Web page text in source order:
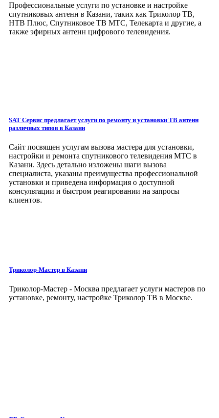
Профессиональные услуги по установке и настройке
спутниковых антенн в Казани, таких как Триколор ТВ,
НТВ Плюс, Спутниковое ТВ МТС, Телекарта и другие, а
также эфирных антенн цифрового телевидения.
SAT Сервис предлагает услуги по ремонту и установки ТВ антенн
различных типов в Казани
Сайт посвящен услугам вызова мастера для установки,
настройки и ремонта спутникового телевидения МТС в
Казани. Здесь детально изложены шаги вызова
специалиста, указаны преимущества профессиональной
установки и приведена информация о доступной
консультации и быстром реагировании на запросы
клиентов.
Триколор-Мастер в Казани
Триколор-Мастер - Москва предлагает услуги мастеров по
установке, ремонту, настройке Триколор ТВ в Москве.